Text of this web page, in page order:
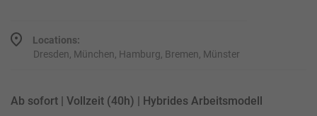
Locations:
Dresden, München, Hamburg, Bremen, Münster
Ab sofort | Vollzeit (40h) | Hybrides Arbeitsmodell